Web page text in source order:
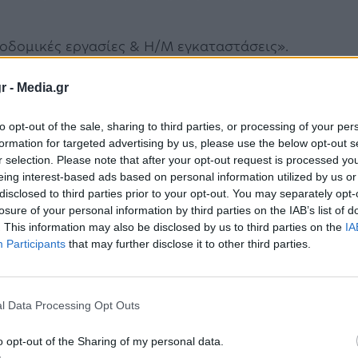
- Media.gr
opt-out of the sale, sharing to third parties, or processing of your
for targeted advertising by us, please use the below opt-out
selection. Please note that after your opt-out request is processed
interest-based ads based on personal information utilized by us
to third parties prior to your opt-out. You may separately
of your personal information by third parties on the IAB’s list of
This information may also be disclosed by us to third parties on the
Participants that may further disclose it to other third parties.
Data Processing Opt Outs
opt-out of the Sharing of my personal data.
εργασίες & Η/Μ εγκαταστάσεις».
1.120.000 ευρώ.
και Έκδοση Οικοδομικής Άδειας για το
(6θέσιο ολοήμερο)». Προϋπολογισμός
και γόνιμη», όπως τη
Αττικής και προσωπικά με τον
εξέφρασε τη σταθερή βούληση της
στη δημιουργία σύγχρονων και
ενώ αναφέρθηκε και στην άριστη
λόγο για μία αρμονική συμπόρευση, η